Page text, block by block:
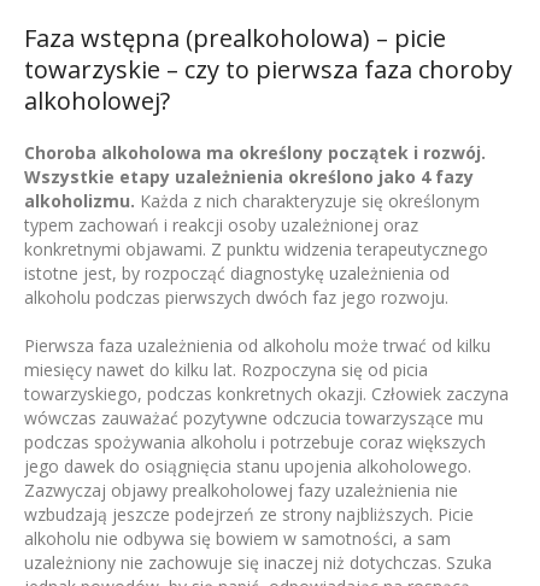
Faza wstępna (prealkoholowa) – picie
towarzyskie – czy to pierwsza faza choroby
alkoholowej?
Choroba alkoholowa ma określony początek i rozwój.
Wszystkie etapy uzależnienia określono jako 4 fazy
alkoholizmu. Każda z nich charakteryzuje się określonym
typem zachowań i reakcji osoby uzależnionej oraz
konkretnymi objawami. Z punktu widzenia terapeutycznego
istotne jest, by rozpocząć diagnostykę uzależnienia od
alkoholu podczas pierwszych dwóch faz jego rozwoju.
Pierwsza faza uzależnienia od alkoholu może trwać od kilku
miesięcy nawet do kilku lat. Rozpoczyna się od picia
towarzyskiego, podczas konkretnych okazji. Człowiek zaczyna
wówczas zauważać pozytywne odczucia towarzyszące mu
podczas spożywania alkoholu i potrzebuje coraz większych
jego dawek do osiągnięcia stanu upojenia alkoholowego.
Zazwyczaj objawy prealkoholowej fazy uzależnienia nie
wzbudzają jeszcze podejrzeń ze strony najbliższych. Picie
alkoholu nie odbywa się bowiem w samotności, a sam
uzależniony nie zachowuje się inaczej niż dotychczas. Szuka